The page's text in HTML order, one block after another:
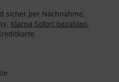
sicher per Nachnahme,
Klarna Sofort bezahlen,